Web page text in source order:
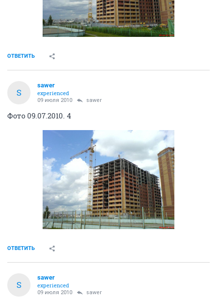
ОТВЕТИТЬ
S
sawer
experienced
09 июля 2010 sawer
Фото 09.07.2010. 4
ОТВЕТИТЬ
S
sawer
experienced
09 июля 2010 sawer